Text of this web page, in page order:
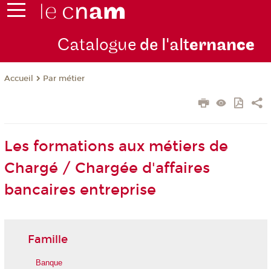
Catalogue de l'alternance
Accueil Par métier
Les formations aux métiers de
Chargé / Chargée d'affaires
bancaires entreprise
Famille
Banque